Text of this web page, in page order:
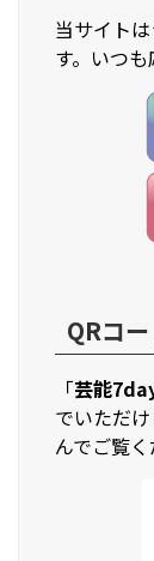
当サイト
す。いつも
QRコ
「芸能
でいただ
んでご覧く